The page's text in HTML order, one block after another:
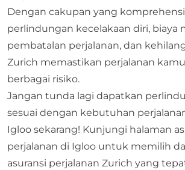
Dengan cakupan yang
perlindungan kecelakaan diri, biaya
pembatalan perjalanan, dan
Zurich memastikan perjalanan
berbagai risiko.
Jangan tunda lagi dapatkan
sesuai dengan kebutuhan
Igloo sekarang! Kunjungi halaman
perjalanan di Igloo untuk memilih
asuransi perjalanan Zurich yang